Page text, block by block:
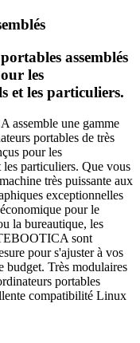
assemblés
les
et les particuliers.
assemble une gamme
portables de très
pour les
les particuliers. Que vous
très puissante aux
exceptionnelles
pour le
la bureautique, les
sont
pour s'ajuster à vos
budget. Très modulaires
portables
compatibilité Linux